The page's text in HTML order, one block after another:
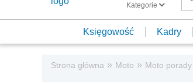
Kategorie
Księgowość Kadry
Strona główna » Moto » Moto porady